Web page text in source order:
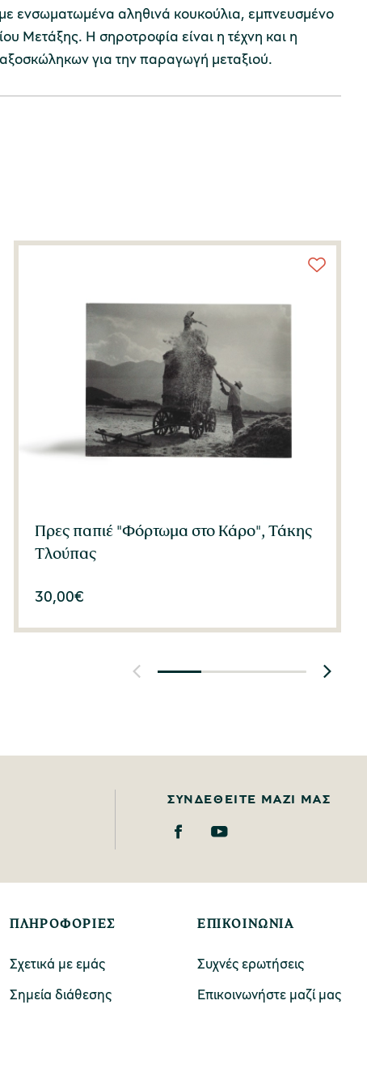
ενσωματωμένα αληθινά κουκούλια, εμπνευσμένο
Μετάξης. Η σηροτροφία είναι η τέχνη και η
για την παραγωγή μεταξιού.
Πρες παπιέ "Φόρτωμα στο Κάρο", Τάκης
Τλούπας
30,00€
ΣΥΝΔΕΘΕΊΤΕ ΜΑΖΊ ΜΑΣ
ΠΛΗΡΟΦΟΡΙΕΣ
Σχετικά με εμάς
Σημεία διάθεσης
ΕΠΙΚΟΙΝΩΝΙΑ
Συχνές ερωτήσεις
Επικοινωνήστε μαζί μας